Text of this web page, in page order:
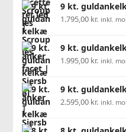
9 kt.
1.795,00 kr. inkl.
9 kt.
1.995,00 kr. inkl.
9 kt.
2.595,00 kr. inkl.